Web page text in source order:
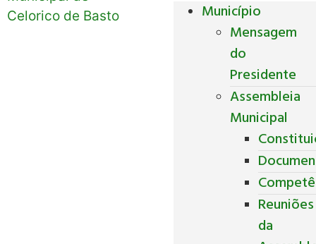
Município
Mensagem
do
Presidente
Assembleia
Municipal
Reuniões
da